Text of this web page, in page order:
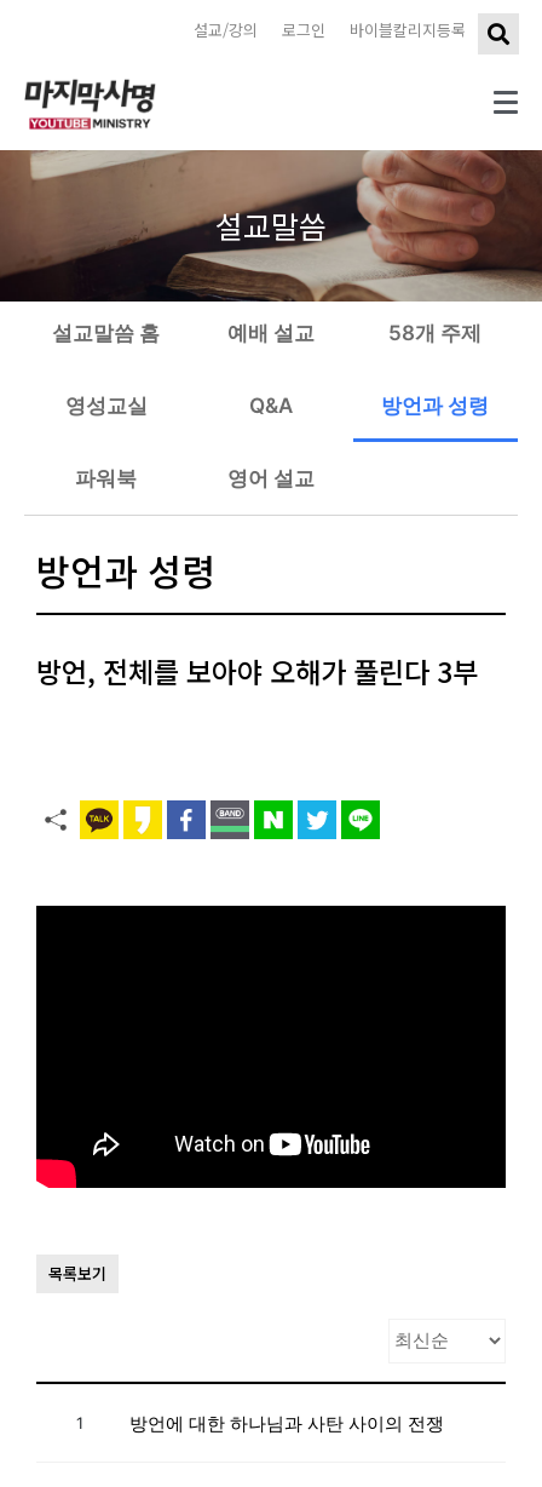
바이블칼리지등록
로그인
설교/강의
설교말씀
설교말씀 홈 예배 설교 58개 주제
영성교실 Q&A 방언과 성령
파워북 영어 설교
방언과 성령
방언, 전체를 보아야 오해가 풀린다 3부
목록보기
1 방언에 대한 하나님과 사탄 사이의 전쟁